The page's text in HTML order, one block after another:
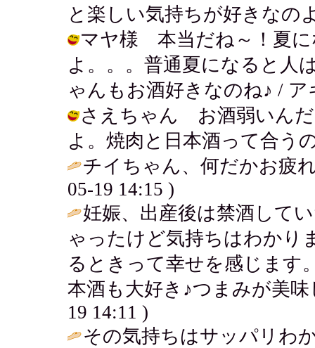
と楽しい気持ちが好きなの
マヤ様 本当だね～！夏に
よ。。。普通夏になると人
ゃんもお酒好きなのね♪ / ア
さえちゃん お酒弱いんだ
よ。焼肉と日本酒って合う
チイちゃん、何だかお疲
05-19 14:15 )
妊娠、出産後は禁酒して
ゃったけど気持ちはわかり
るときって幸せを感じます
本酒も大好き♪つまみが美
19 14:11 )
その気持ちはサッパリわ